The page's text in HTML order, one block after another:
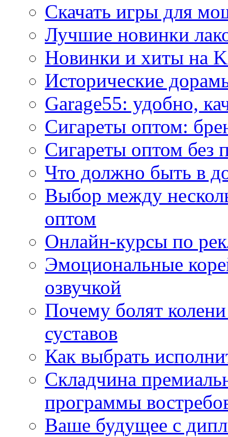
Скачать игры для
Лучшие новинки
Новинки и хиты на
Исторические
Garage55: удобно,
Сигареты оптом:
Сигареты оптом без
Что должно быть в
Выбор между
оптом
Онлайн-курсы по
Эмоциональные
озвучкой
Почему болят
суставов
Как выбрать
Складчина
программы
Ваше будущее с